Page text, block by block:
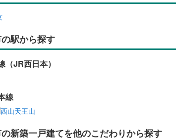
駅から探す
（JR西日本）
線
西山天王山
新築一戸建てを他のこだわりから探す